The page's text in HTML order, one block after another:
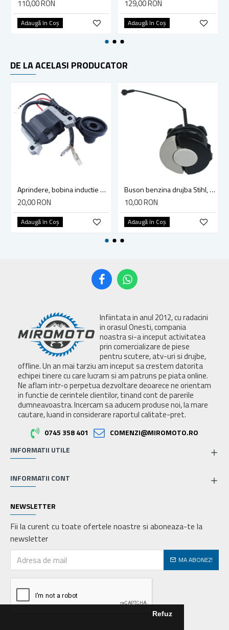
Refuz
110,00 RON
Adaugă în Coş
129,00 RON
Adaugă în Coş
DE LA ACELASI PRODUCATOR
Aprindere, bobina inductie motocoasa chinezeasca TL43 TL 52, Ruris Dac 210, Dac 310
20,00 RON
Adaugă în Coş
Buson benzina drujba Stihl, model cu clapeta
10,00 RON
Adaugă în Coş
Infiintata in anul 2012, cu radacini
in orasul Onesti, compania
noastra si-a inceput activitatea
prin comercializare de piese
pentru scutere, atv-uri si drujbe,
offline. Un an mai tarziu am inceput sa crestem datorita
echipei tinere cu care lucram si am patruns pe piata online.
Ne aflam intr-o perpetua dezvoltare deoarece ne orientam
in functie de cerintele clientilor, tinand cont de parerile
dumneavoastra. Incercam sa aducem produse noi, la mare
cautare, luand in considerare raportul calitate-pret.
0745 358 401
COMENZI@MIROMOTO.RO
INFORMATII UTILE
INFORMATII CONT
NEWSLETTER
Fii la curent cu toate ofertele noastre si aboneaza-te la
newsletter
MA ABONEZ!